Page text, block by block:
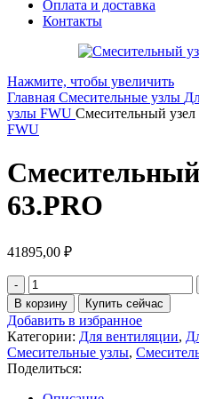
Оплата и доставка
Контакты
Нажмите, чтобы увеличить
Главная Смесительные узлы
узлы FWU Смесительный
FWU
63.PRO
41895,00 ₽
В корзину Купить сейчас
Добавить в избранное
Категории: Для вентиляции,
Смесительные узлы,
Поделиться: